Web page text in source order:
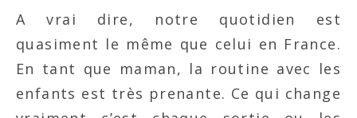
A vrai dire, notre quotidien est
quasiment le même que celui en France.
En tant que maman, la routine avec les
enfants est très prenante. Ce qui change